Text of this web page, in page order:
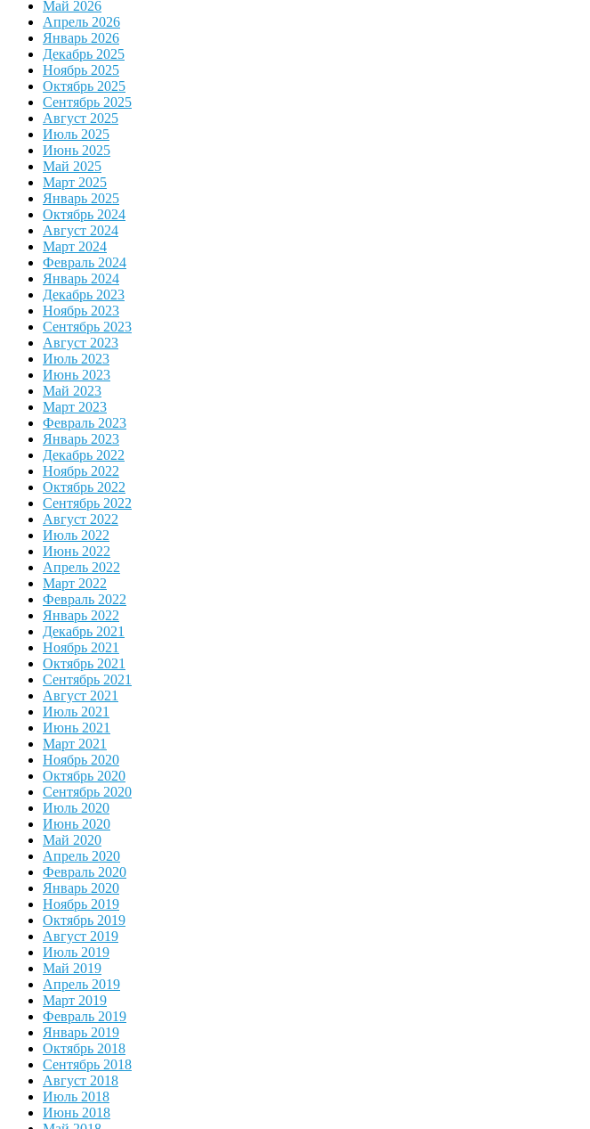
Май 2026
Апрель 2026
Январь 2026
Декабрь 2025
Ноябрь 2025
Октябрь 2025
Сентябрь 2025
Август 2025
Июль 2025
Июнь 2025
Май 2025
Март 2025
Январь 2025
Октябрь 2024
Август 2024
Март 2024
Февраль 2024
Январь 2024
Декабрь 2023
Ноябрь 2023
Сентябрь 2023
Август 2023
Июль 2023
Июнь 2023
Май 2023
Март 2023
Февраль 2023
Январь 2023
Декабрь 2022
Ноябрь 2022
Октябрь 2022
Сентябрь 2022
Август 2022
Июль 2022
Июнь 2022
Апрель 2022
Март 2022
Февраль 2022
Январь 2022
Декабрь 2021
Ноябрь 2021
Октябрь 2021
Сентябрь 2021
Август 2021
Июль 2021
Июнь 2021
Март 2021
Ноябрь 2020
Октябрь 2020
Сентябрь 2020
Июль 2020
Июнь 2020
Май 2020
Апрель 2020
Февраль 2020
Январь 2020
Ноябрь 2019
Октябрь 2019
Август 2019
Июль 2019
Май 2019
Апрель 2019
Март 2019
Февраль 2019
Январь 2019
Октябрь 2018
Сентябрь 2018
Август 2018
Июль 2018
Июнь 2018